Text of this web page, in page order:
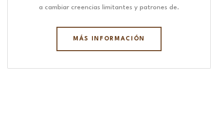
a cambiar creencias limitantes y patrones de.
MÁS INFORMACIÓN